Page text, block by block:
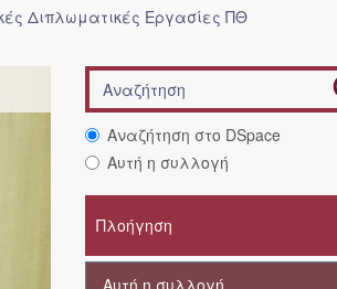
Διπλωματικές Εργασίες ΠΘ
Αναζήτηση στο DSpace
Αυτή η συλλογή
Πλοήγηση
Αυτή η συλλογή